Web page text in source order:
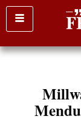
Skip
to